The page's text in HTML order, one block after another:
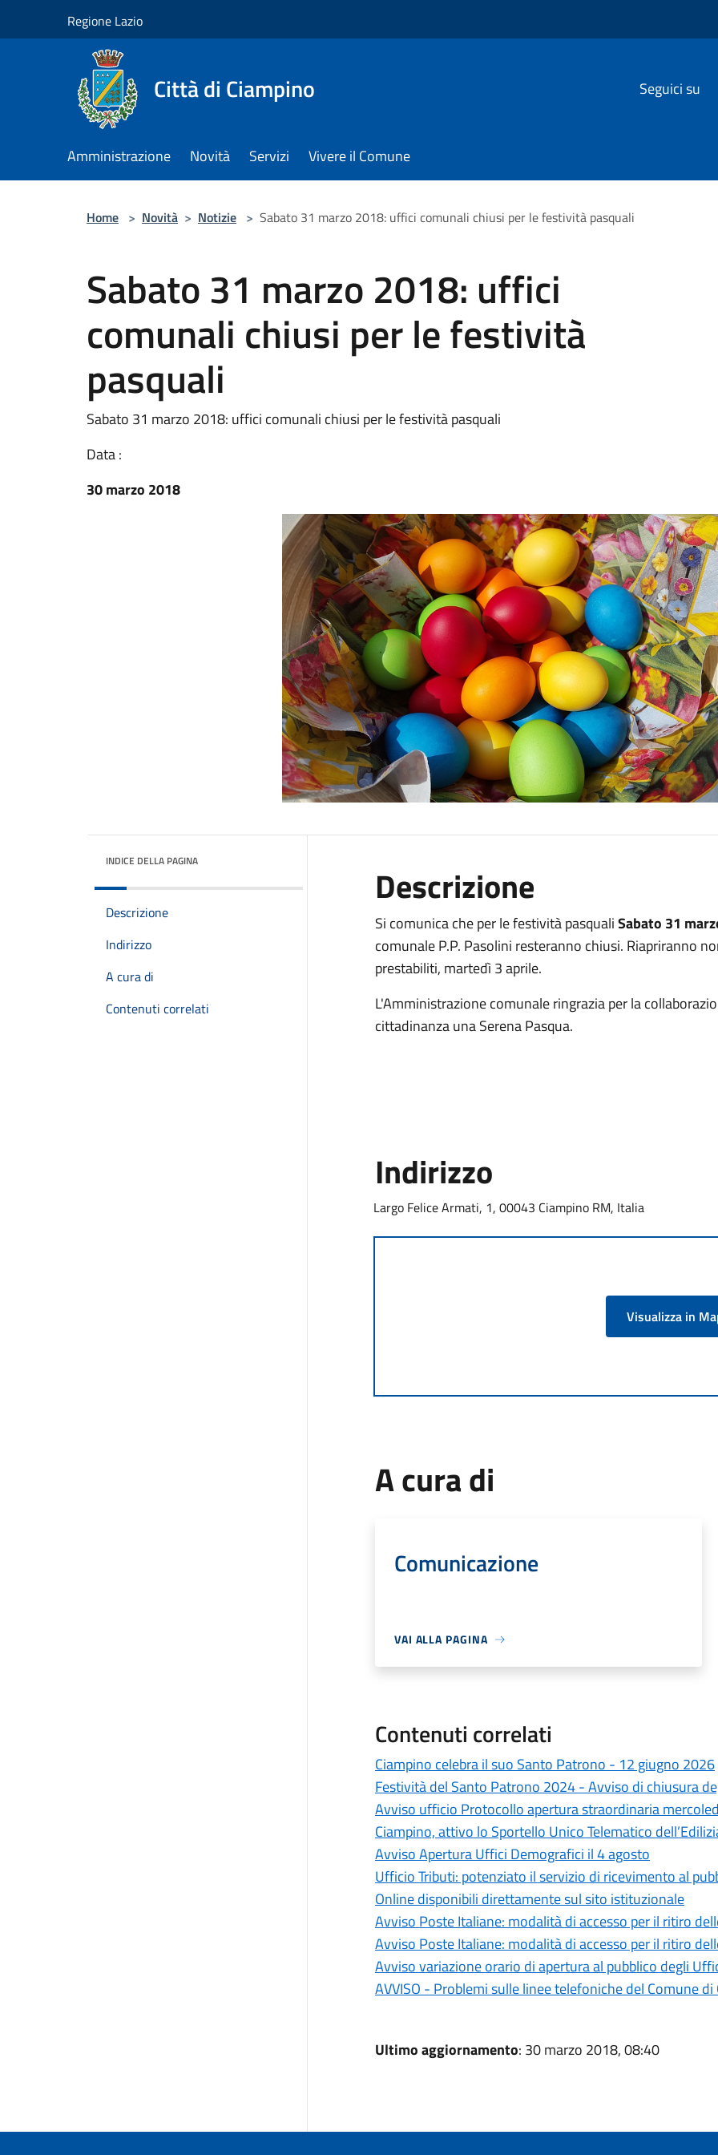
Regione Lazio
Città di Ciampino Seguici su
Amministrazione Novità Servizi Vivere il Comune
Home > Novità > Notizie > Sabato 31 marzo 2018: uffici comunali chiusi per le festività pasquali
Sabato 31 marzo 2018: uffici
comunali chiusi per le festività
pasquali
Sabato 31 marzo 2018: uffici comunali chiusi per le festività pasquali
Data :
30 marzo 2018
INDICE DELLA PAGINA
Descrizione
Indirizzo
A cura di
Contenuti correlati
Descrizione
Si comunica che per le festività pasqualiSabato 31
comunale P.P. Pasolini resteranno chiusi. Riapriranno
prestabiliti, martedì 3 aprile.
L'Amministrazione comunale ringrazia per la
cittadinanza una Serena Pasqua.
Indirizzo
Largo Felice Armati, 1, 00043 Ciampino RM, Italia
Visualizza in
A cura di
Comunicazione
VAI ALLA PAGINA
Contenuti correlati
Ciampino celebra il suo Santo Patrono - 12 giugno 2026
Festività del Santo Patrono 2024 - Avviso di chiusura
Avviso ufficio Protocollo apertura straordinaria
Ciampino, attivo lo Sportello Unico Telematico
Avviso Apertura Uffici Demografici il 4 agosto
Ufficio Tributi: potenziato il servizio di ricevimento al
Online disponibili direttamente sul sito istituzionale
Avviso Poste Italiane: modalità di accesso per il ritiro
Avviso Poste Italiane: modalità di accesso per il ritiro
Avviso variazione orario di apertura al pubblico degli
AVVISO - Problemi sulle linee telefoniche del Comune di
Ultimo aggiornamento: 30 marzo 2018, 08:40